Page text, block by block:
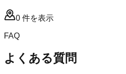
0 件を表示
FAQ
よくある質問